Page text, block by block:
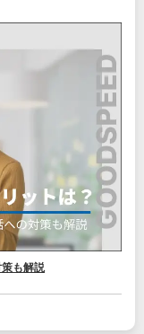
も解説